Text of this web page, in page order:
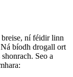
breise, ní féidir linn
bíodh drogall ort
Seo a